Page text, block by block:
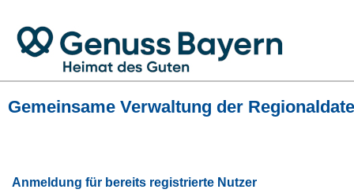
Gemeinsame Verwaltung der
Anmeldung für bereits registrierte Nutzer